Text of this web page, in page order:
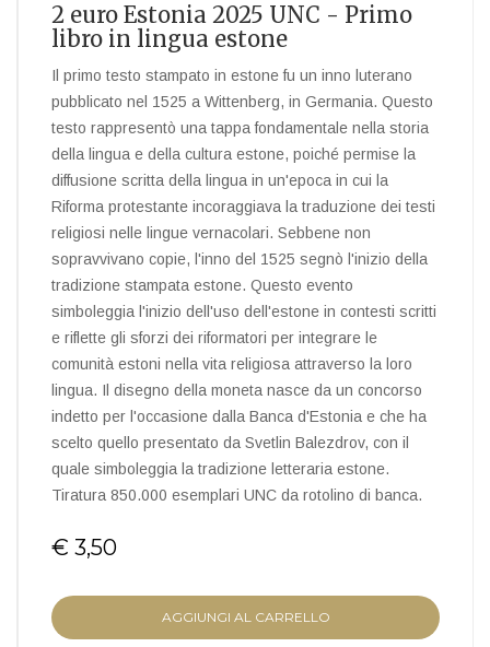
2 euro Estonia 2025 UNC - Primo
libro in lingua estone
Il primo testo stampato in estone fu un inno luterano
pubblicato nel 1525 a Wittenberg, in Germania. Questo
testo rappresentò una tappa fondamentale nella storia
della lingua e della cultura estone, poiché permise la
diffusione scritta della lingua in un'epoca in cui la
Riforma protestante incoraggiava la traduzione dei testi
religiosi nelle lingue vernacolari. Sebbene non
sopravvivano copie, l'inno del 1525 segnò l'inizio della
tradizione stampata estone. Questo evento
simboleggia l'inizio dell'uso dell'estone in contesti scritti
e riflette gli sforzi dei riformatori per integrare le
comunità estoni nella vita religiosa attraverso la loro
lingua. Il disegno della moneta nasce da un concorso
indetto per l'occasione dalla Banca d'Estonia e che ha
scelto quello presentato da Svetlin Balezdrov, con il
quale simboleggia la tradizione letteraria estone.
Tiratura 850.000 esemplari UNC da rotolino di banca.
€ 3,50
AGGIUNGI AL CARRELLO